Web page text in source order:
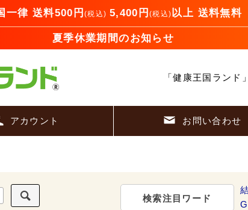
一律 送料500円 (税込) 5,400円 (税込)以上 送料無料
夏季休業期間のお知らせ
「健康王国ランド
アカウント お問い合わせ
検索注目ワード